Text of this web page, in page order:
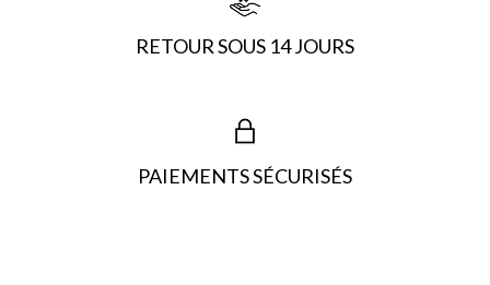
RETOUR SOUS 14 JOURS
PAIEMENTS SÉCURISÉS